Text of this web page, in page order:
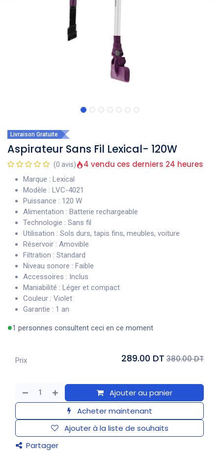
Livraison Gratuite
Aspirateur Sans Fil Lexical- 120W
(0 avis) 4 vendu ces derniers 24 heures
Marque : Lexical
Modèle : LVC-4021
Puissance : 120 W
Alimentation : Batterie rechargeable
Technologie : Sans fil
Utilisation : Sols durs, tapis fins, meubles, voiture
Réservoir : Amovible
Filtration : Standard
Niveau sonore : Faible
Accessoires : Inclus
Maniabilité : Léger et compact
Couleur : Violet
Garantie : 1 an
1 personnes consultent ceci en ce moment
Ajouter au panier
Acheter maintenant
Ajouter à la liste de souhaits
Partager
Prix 289.00 DT 380.00 DT